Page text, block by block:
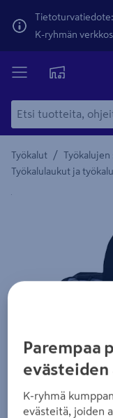
K-ryhmän
Työkalut / Työkalujen
Työkalulaukut ja
Yksityiskohtainen
Parempaa
evästeiden
K-ryhmä
evästeitä, joiden